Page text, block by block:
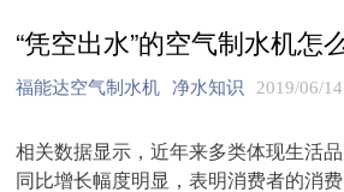
“凭空出水”的空气制水机怎
福能达空气制水机 净水知识 2019/06/14
相关数据显示，近年来多类体现生活
同比增长幅度明显，表明消费者的消